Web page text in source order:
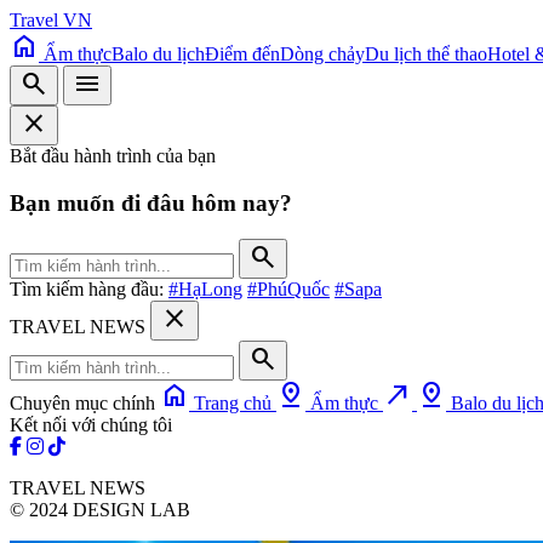
Travel VN
home Ẩm thựcBalo du lịchĐiểm đếnDòng chảyDu lịch thể thaoHotel
search
menu
close
Bắt đầu hành trình của bạn
Bạn muốn đi đâu hôm nay?
search
Tìm kiếm hàng đầu: #HạLong #PhúQuốc #Sapa
TRAVEL NEWS
close
search
Chuyên mục chính home Trang chủ pin_drop Ẩm thực north_east pin_drop Balo du lịch
Kết nối với chúng tôi
TRAVEL NEWS
© 2024 DESIGN LAB